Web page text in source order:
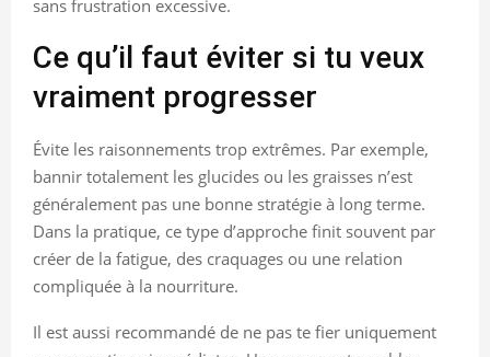
sans frustration excessive.
Ce qu’il faut éviter si tu veux
vraiment progresser
Évite les raisonnements trop extrêmes. Par exemple,
bannir totalement les glucides ou les graisses n’est
généralement pas une bonne stratégie à long terme.
Dans la pratique, ce type d’approche finit souvent par
créer de la fatigue, des craquages ou une relation
compliquée à la nourriture.
Il est aussi recommandé de ne pas te fier uniquement